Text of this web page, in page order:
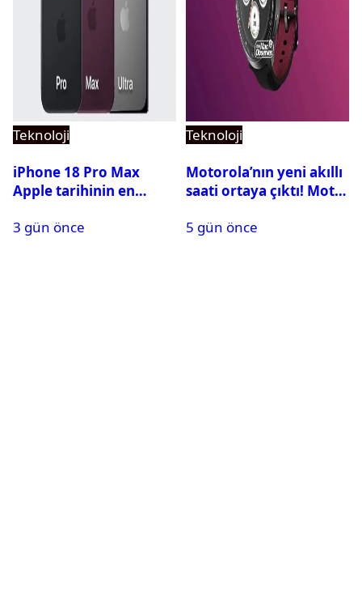
Teknoloji
iPhone 18 Pro Max
Apple tarihinin en
3 gün önce
Teknoloji
Motorola’nın yeni akıllı
saati ortaya çıktı! Moto
görüntülendi
5 gün önce